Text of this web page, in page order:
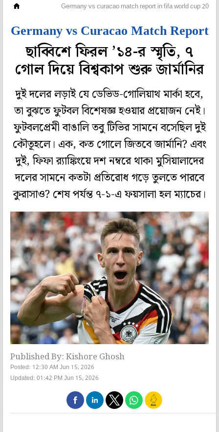
Germany vs curacao match report in fifa world cup 2026
Germany vs Curacao Match Report
ছাব্বিশে ফিরল ʼ১৪-র স্মৃতি, ৭
গোল দিয়ে বিশ্বকাপ শুরু জার্মানির
দুই দলের লড়াই যে ডেভিড-গোলিয়াথ মার্কা হবে,
তা বুঝতে ফুটবল বিশেষজ্ঞ হওয়ার প্রয়োজন নেই।
ফুটবলপ্রেমী বাঙালি তবু টিভির সামনে বসেছিল দুই
কৌতূহলে। এক, কত গোলে জিতবে জার্মানি? এবং
দুই, ফিফা ব়্যাঙ্কিংয়ে দশ নম্বরে থাকা মুসিয়ালাদের
দলের সামনে কতটা প্রতিরোধ গড়ে তুলতে পারবে
কুরাসাও? শেষ পর্যন্ত ৭-১-এ ফয়সালা হল ম্যাচের।
Published By: Kishore Ghosh
Posted: 12:30 AM Jun 15, 2026
Updated: 01:42 PM Jun 15, 2026